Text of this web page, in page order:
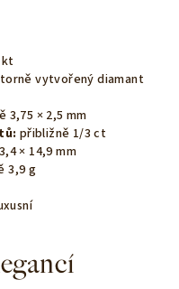
vytvořený diamant
3,75 × 2,5 mm
přibližně 1/3 ct
× 14,9 mm
3,9 g